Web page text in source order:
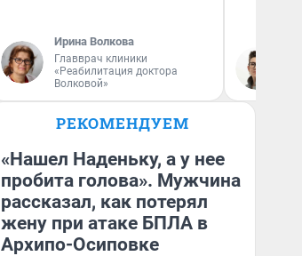
Ирина Волкова
Главврач клиники
«Реабилитация доктора
Волковой»
РЕКОМЕНДУЕМ
«Нашел Наденьку, а у нее
пробита голова». Мужчина
рассказал, как потерял
жену при атаке БПЛА в
Архипо-Осиповке